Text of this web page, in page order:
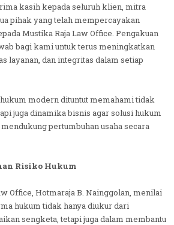
kasih kepada seluruh klien, mitra
pihak yang telah mempercayakan
Mustika Raja Law Office. Pengakuan
bagi kami untuk terus meningkatkan
layanan, dan integritas dalam setiap
modern dituntut memahami tidak
juga dinamika bisnis agar solusi hukum
pertumbuhan usaha secara
Risiko Hukum
Office, Hotmaraja B. Nainggolan, menilai
hukum tidak hanya diukur dari
sengketa, tetapi juga dalam membantu